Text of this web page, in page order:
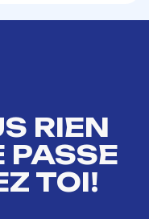
RIEN
PASSE
TOI!